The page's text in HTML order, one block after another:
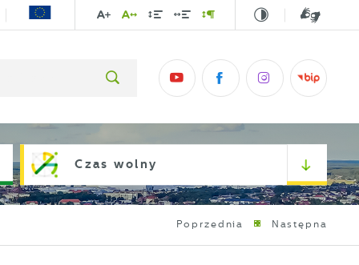
Czas wolny
Poprzednia Następna